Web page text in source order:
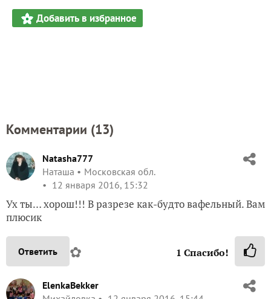
Добавить в избранное
Комментарии (13)
Natasha777
Наташа
Московская обл.
12 января 2016, 15:32
Ух ты… хорош!!! В разрезе как-будто вафельный. Вам
плюсик
Ответить ✿ 1 Спасибо!
ElenkaBekker